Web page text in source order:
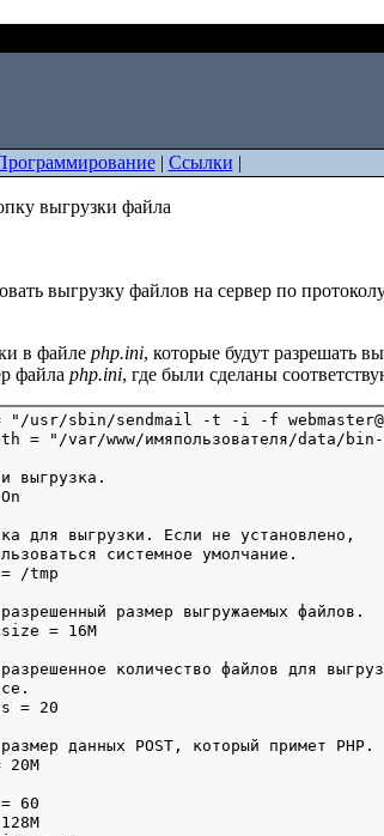
| Ссылки |
выгрузки файла
выгрузку файлов на сервер по
в файле php.ini, которые будут разрешать
файла php.ini, где были сделаны
"/usr/sbin/sendmail -t -i -f
выгрузка.
для выгрузки. Если не установлено,
системное умолчание.
размер выгружаемых файлов.
upload_max_filesize = 16M
количество файлов для
данных POST, который примет PHP.
post_max_size = 20M
60